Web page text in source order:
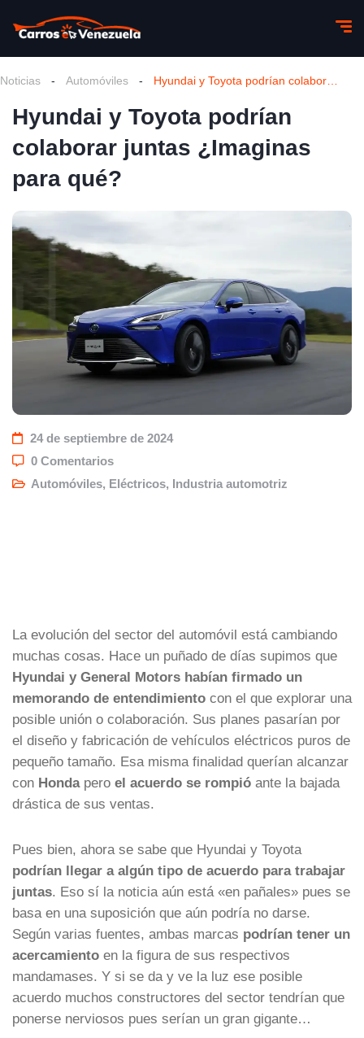
Noticias - Automóviles -
Hyundai y Toyota podrían
colaborar juntas ¿Imaginas
para qué?
24 de septiembre de 2024
0 Comentarios
Automóviles, Eléctricos, Industria automotriz
La evolución del sector del automóvil está cambiando
muchas cosas. Hace un puñado de días supimos que
Hyundai y General Motors habían firmado un
memorando de entendimiento con el que explorar una
posible unión o colaboración. Sus planes pasarían por
el diseño y fabricación de vehículos eléctricos puros de
pequeño tamaño. Esa misma finalidad querían alcanzar
con Hondapero el acuerdo se rompió ante la bajada
drástica de sus ventas.
Pues bien, ahora se sabe que Hyundai y Toyota
podrían llegar a algún tipo de acuerdo para trabajar
juntas. Eso sí la noticia aún está «en pañales» pues se
basa en una suposición que aún podría no darse.
Según varias fuentes, ambas marcas podrían tener un
acercamiento en la figura de sus respectivos
mandamases. Y si se da y ve la luz ese posible
acuerdo muchos constructores del sector tendrían que
ponerse nerviosos pues serían un gran gigante…